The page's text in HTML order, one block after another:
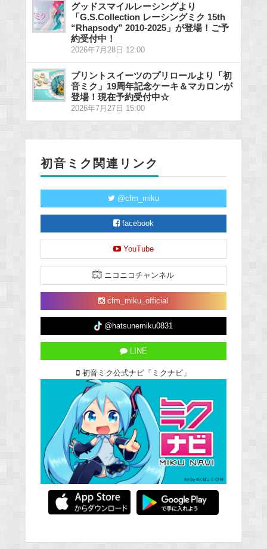
グッドスマイルレーシングより
「G.S.Collection レーシングミク 15th
“Rhapsody” 2010-2025」が登場！ご予
約受付中！
2026年7月28日 12:00
プリントスイーツのプリロールより「初
音ミク」19周年記念ケーキ＆マカロンが
登場！現在予約受付中☆
2026年7月27日 15:00
初音ミク関連リンク
@cfm_miku
facebook
YouTube
ニコニコチャンネル
cfm_miku_official
@hatsunemiku0831
LINE
初音ミク公式ナビ「ミクナビ」